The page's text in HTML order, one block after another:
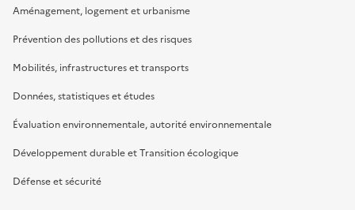
Aménagement, logement et urbanisme
Prévention des pollutions et des risques
Mobilités, infrastructures et transports
Données, statistiques et études
Évaluation environnementale, autorité environnementale
Développement durable et Transition écologique
Défense et sécurité